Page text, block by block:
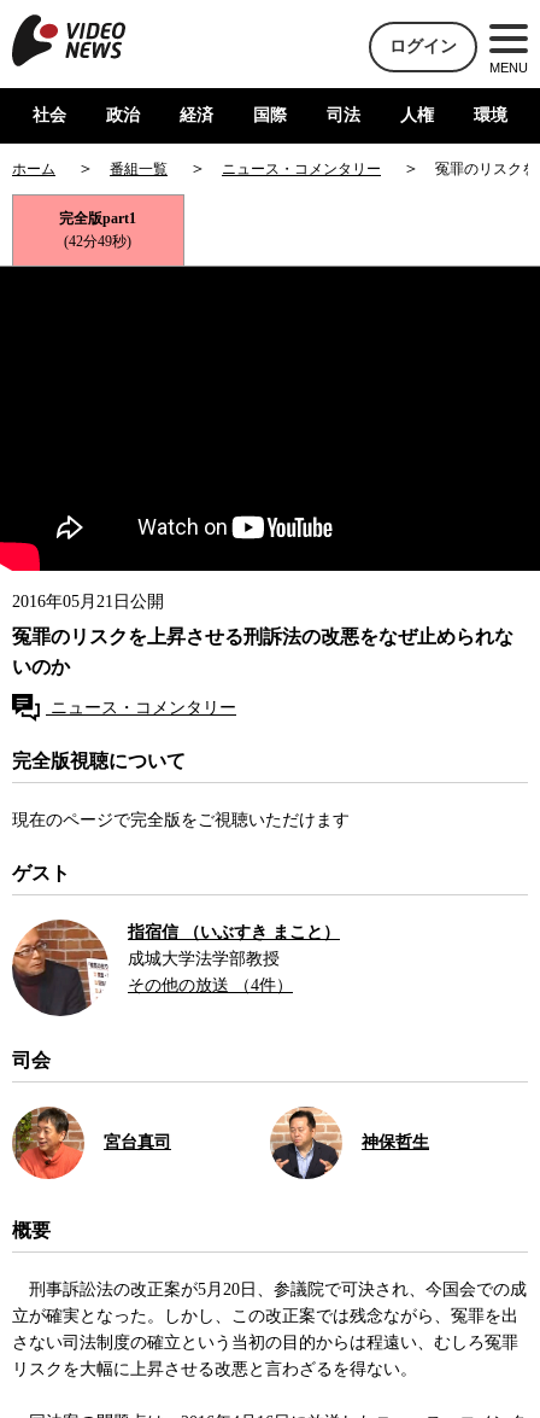
ログイン
MENU
社会 政治 経済 国際 司法 人権 環境
ホーム 番組一覧 ニュース・コメンタリー 冤罪のリスク
完全版part1
(42分49秒)
2016年05月21日公開
冤罪のリスクを上昇させる刑訴法の改悪をなぜ止められな
いのか
ニュース・コメンタリー
完全版視聴について
現在のページで完全版をご視聴いただけます
ゲスト
指宿信 （いぶすき まこと）
成城大学法学部教授
その他の放送 （4件）
司会
宮台真司 神保哲生
概要
刑事訴訟法の改正案が5月20日、参議院で可決され、今国会での成
立が確実となった。しかし、この改正案では残念ながら、冤罪を出
さない司法制度の確立という当初の目的からは程遠い、むしろ冤罪
リスクを大幅に上昇させる改悪と言わざるを得ない。